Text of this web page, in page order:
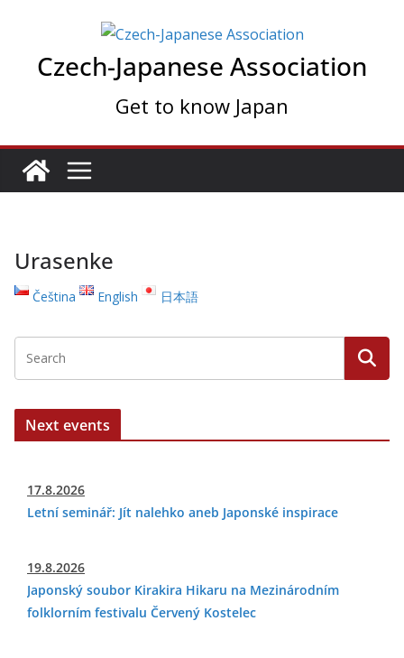
contentCzech-Japanese Association
Get to know Japan
Urasenke
Čeština English 日本語
Next events
17.8.2026
Letní seminář: Jít nalehko aneb Japonské inspirace
19.8.2026
Japonský soubor Kirakira Hikaru na Mezinárodním
folklorním festivalu Červený Kostelec